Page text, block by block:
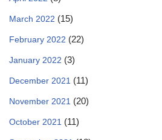
March 2022 (15)
February 2022 (22)
January 2022 (3)
December 2021 (11)
November 2021 (20)
October 2021 (11)